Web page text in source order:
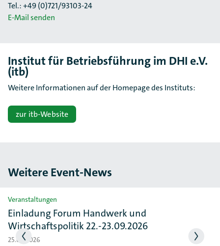
Tel.: +49 (0)721/93103-24
E-Mail senden
Institut für Betriebsführung im DHI e.V.
(itb)
Weitere Informationen auf der Homepage des Instituts:
zur itb-Website
Weitere Event-News
Slider überspringen
Veranstaltungen
Einladung Forum Handwerk und
Wirtschaftspolitik 22.-23.09.2026
25.06.2026